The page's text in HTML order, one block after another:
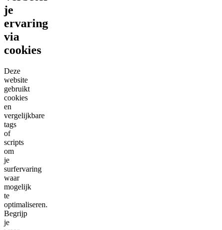
je
ervaring
via
cookies
Deze
website
gebruikt
cookies
en
vergelijkbare
tags
of
scripts
om
je
surfervaring
waar
mogelijk
te
optimaliseren.
Begrijp
je